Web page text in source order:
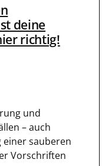
deine
richtig!
und
– auch
einer sauberen
Vorschriften